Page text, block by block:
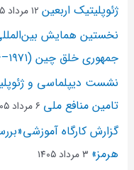
ژئوپلیتیک اربعین ۱۲ مرداد ۱۴۰۵
نخستین همایش
جمهوری خلق چین (۱۹۷۱–۲۰۲۶)
نشست دیپلماسی و
تامین منافع ملی ۶ مرداد ۱۴۰۵
گزارش کارگاه
هرمز» ۳ مرداد ۱۴۰۵